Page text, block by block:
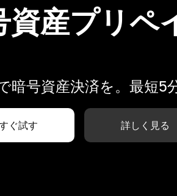
資産プリペ
暗号資産決済を。最短5
ぐ試す 詳しく見る